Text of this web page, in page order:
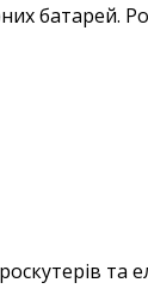
та